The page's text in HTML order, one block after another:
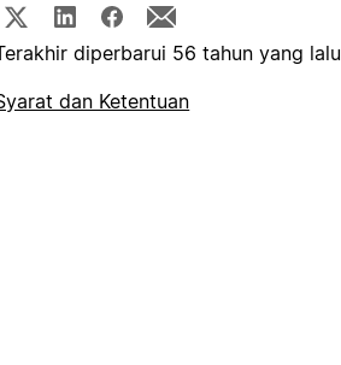
diperbarui 56 tahun yang lalu
dan Ketentuan